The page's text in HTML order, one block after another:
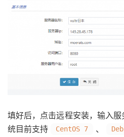
填好后，点击远程安装，输入
统目前支持
CentOS 7 、